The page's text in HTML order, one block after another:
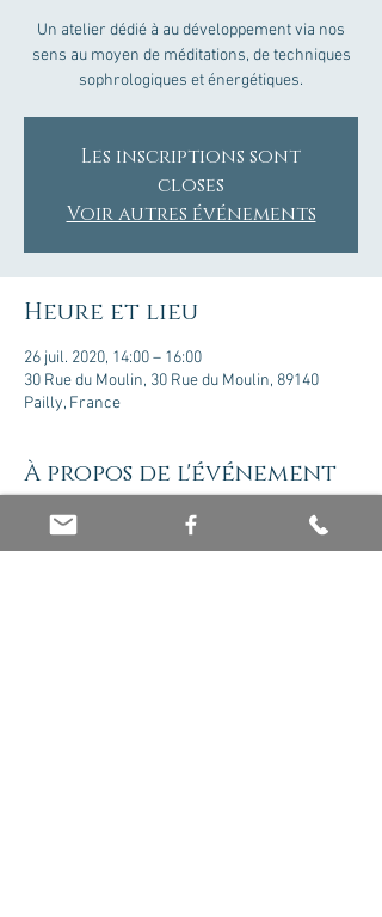
Un atelier dédié à au développement via nos
sens au moyen de méditations, de techniques
sophrologiques et énergétiques.
Les inscriptions sont
closes
Voir autres événements
Heure et lieu
26 juil. 2020, 14:00 – 16:00
30 Rue du Moulin, 30 Rue du Moulin, 89140
Pailly, France
À propos de l'événement
Atelier animé par Mellie Guerraz
Tarif : 40 euros